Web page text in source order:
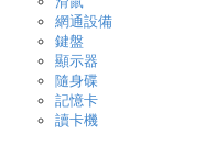
網通設備
鍵盤
顯示器
隨身碟
記憶卡
讀卡機